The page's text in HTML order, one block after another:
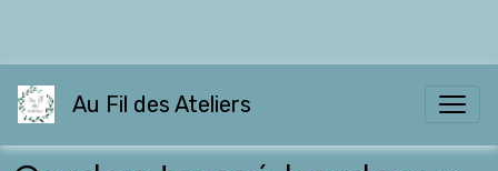
Au Fil des Ateliers